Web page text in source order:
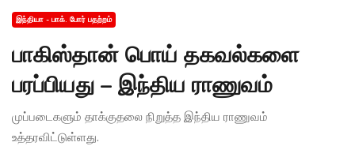
இந்தியா - பாக். போர் பதற்றம்
பாகிஸ்தான் பொய் தகவல்களை
பரப்பியது – இந்திய ராணுவம்
முப்படைகளும் தாக்குதலை நிறுத்த இந்திய ராணுவம்
உத்தரவிட்டுள்ளது.